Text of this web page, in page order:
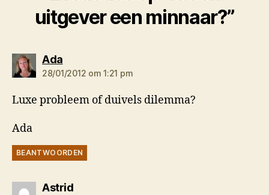
uitgever een minnaar?”
Adazegt:
28/01/2012 om 1:21 pm
Luxe probleem of duivels dilemma?
Ada
BEANTWOORDEN
Astridzegt: